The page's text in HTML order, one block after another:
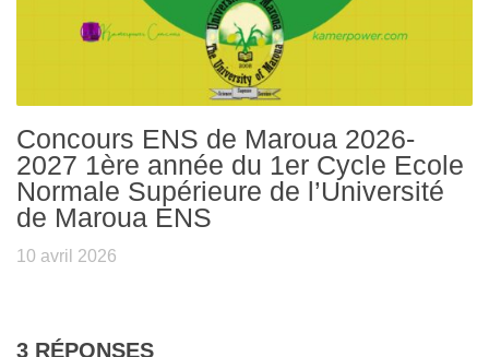
Concours ENS de Maroua 2026-
2027 1ère année du 1er Cycle Ecole
Normale Supérieure de l’Université
de Maroua ENS
10 avril 2026
3 RÉPONSES